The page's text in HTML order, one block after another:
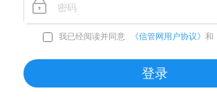
我已经阅读并同意 《信管网用户协议》 和